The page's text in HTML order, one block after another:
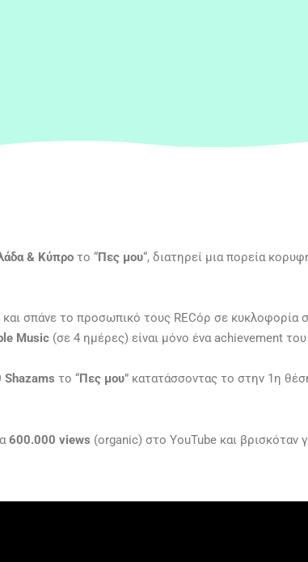
& Κύπρο το “Πες μου“, διατηρεί μια πορεία
και σπάνε το προσωπικό τους RECόρ σε κυκλοφορία
Music (σε 4 ημέρες) είναι μόνο ένα achievement του
Shazams το “Πες μου” κατατάσσοντας το στην 1η
600.000 views (organic) στο YouTube και βρισκόταν